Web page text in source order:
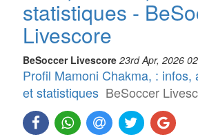
statistiques -
Livescore
BeSoccer Livescore 23rd Apr, 2026
Profil Mamoni Chakma, : infos,
et statistiques BeSoccer